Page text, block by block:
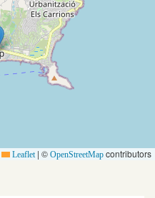
Leaflet | © OpenStreetMap contributors